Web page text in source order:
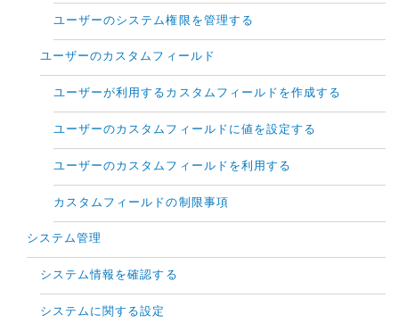
ユーザーのシステム権限を管理する
ユーザーのカスタムフィールド
ユーザーが利用するカスタムフィールドを作成する
ユーザーのカスタムフィールドに値を設定する
ユーザーのカスタムフィールドを利用する
カスタムフィールドの制限事項
システム管理
システム情報を確認する
システムに関する設定